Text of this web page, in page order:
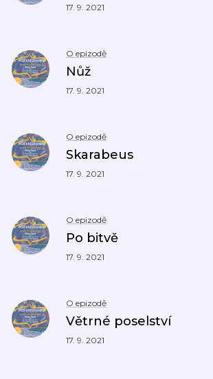
17. 9. 2021
O epizodě
Nůž
17. 9. 2021
O epizodě
Skarabeus
17. 9. 2021
O epizodě
Po bitvě
17. 9. 2021
O epizodě
Větrné poselství
17. 9. 2021